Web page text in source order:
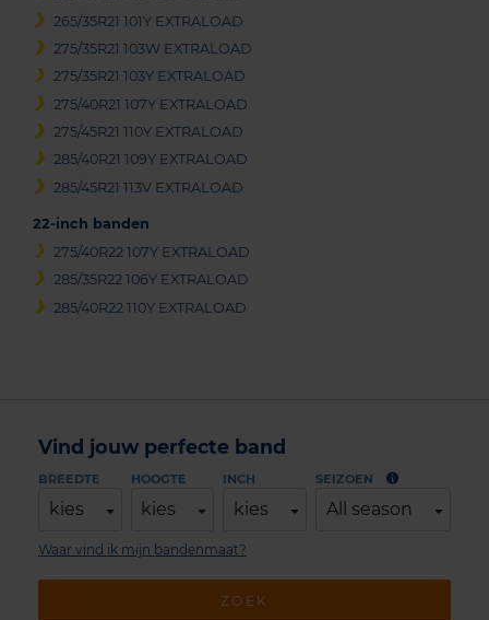
265/35R21 101Y EXTRALOAD
275/35R21 103W EXTRALOAD
275/35R21 103Y EXTRALOAD
275/40R21 107Y EXTRALOAD
275/45R21 110Y EXTRALOAD
285/40R21 109Y EXTRALOAD
285/45R21 113V EXTRALOAD
22-inch banden
275/40R22 107Y EXTRALOAD
285/35R22 106Y EXTRALOAD
285/40R22 110Y EXTRALOAD
Vind jouw perfecte band
BREEDTE
kies
HOOGTE
kies
INCH
kies
SEIZOEN
All season
ZOEK
Waar vind ik mijn bandenmaat?